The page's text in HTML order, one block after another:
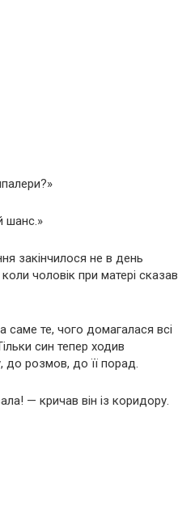
шанс.»
закінчилося не в день
чоловік при матері сказав
саме те, чого домагалася всі
син тепер ходив
до розмов, до її порад.
— кричав він із коридору.